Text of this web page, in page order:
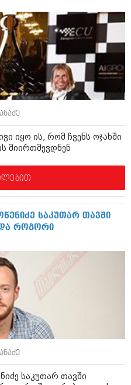
იყო ის, რომ ჩვენს ოჯახში
მიირთმევდნენ
საკუთარ თავში
და როგორი
საკუთარ თავში